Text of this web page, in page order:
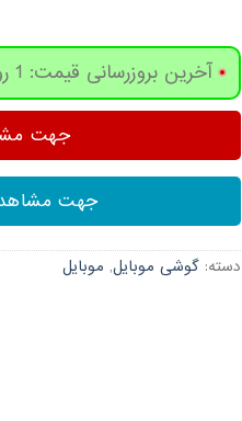
آخرین بروزرسانی قیمت: 1 روز پیش
جهت
جهت
دسته: گوشی موبایل, موبایل